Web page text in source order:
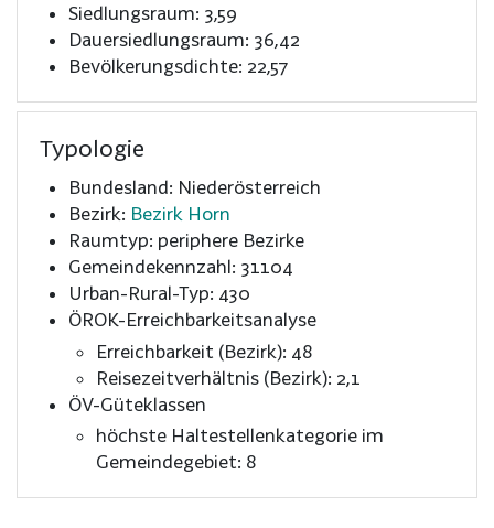
Siedlungsraum: 3,59
Dauersiedlungsraum: 36,42
Bevölkerungsdichte: 22,57
Typologie
Bundesland: Niederösterreich
Bezirk: Bezirk Horn
Raumtyp: periphere Bezirke
Gemeindekennzahl: 31104
Urban-Rural-Typ: 430
ÖROK-Erreichbarkeitsanalyse
Erreichbarkeit (Bezirk): 48
Reisezeitverhältnis (Bezirk): 2,1
ÖV-Güteklassen
höchste Haltestellenkategorie im
Gemeindegebiet: 8